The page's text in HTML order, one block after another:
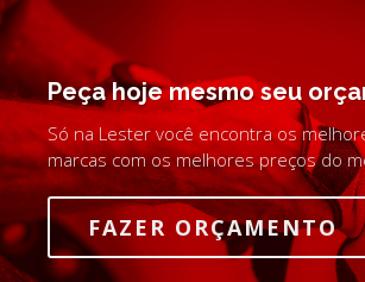
Peça hoje mesmo seu
Só na Lester você encontra os
marcas com os melhores preços do
FAZER ORÇAMENTO